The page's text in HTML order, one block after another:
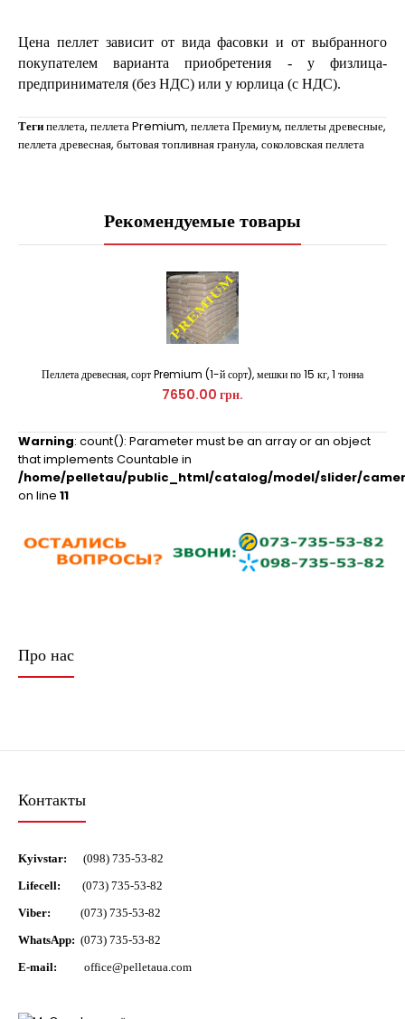
Цена пеллет зависит от вида фасовки и от выбранного
покупателем варианта приобретения - у физлица-
предпринимателя (без НДС) или у юрлица (с НДС).
Тегипеллета, пеллета Premium, пеллета Премиум, пеллеты древесные,
пеллета древесная, бытовая топливная гранула, соколовская пеллета
Рекомендуемые товары
Пеллета древесная, сорт Premium (1-й сорт), мешки по 15 кг, 1 тонна
7650.00 грн.
Warning: count(): Parameter must be an array or an object
that implements Countable in
/home/pelletau/public_html/catalog/model/slider/
on line 11
Про нас
Контакты
Kyivstar:
(098) 735-53-82
Lifecell: (073) 735-53-82
Viber:
(073) 735-53-82
WhatsApp: (073) 735-53-82
E-mail: office@pelletaua.com